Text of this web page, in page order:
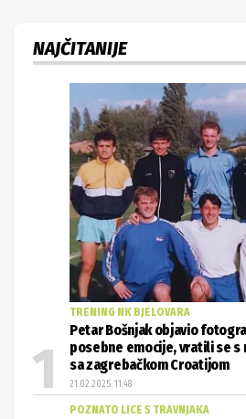
NAJČITANIJE
TRENING NK BJELOVARA
Petar Bošnjak objavio
posebne emocije, vratili se
sa zagrebačkom Croatijom
21.02.2025. 11:48
POZNATO LICE S TRAVNJAKA